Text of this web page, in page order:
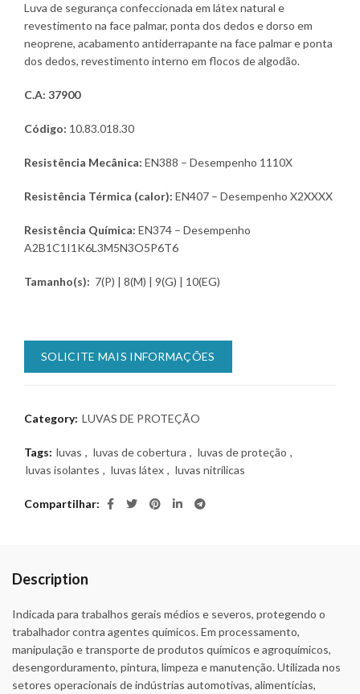
Luva de segurança confeccionada em látex natural e
revestimento na face palmar, ponta dos dedos e dorso em
neoprene, acabamento antiderrapante na face palmar e ponta
dos dedos, revestimento interno em flocos de algodão.
C.A: 37900
Código: 10.83.018.30
Resistência Mecânica: EN388 – Desempenho 1110X
Resistência Térmica (calor): EN407 – Desempenho X2XXXX
Resistência Química: EN374 – Desempenho
A2B1C1I1K6L3M5N3O5P6T6
Tamanho(s): 7(P) | 8(M) | 9(G) | 10(EG)
SOLICITE MAIS INFORMAÇÕES
Category: LUVAS DE PROTEÇÃO
Tags: luvas , luvas de cobertura , luvas de proteção ,
luvas isolantes , luvas látex , luvas nitrílicas
Compartilhar
Description
Indicada para trabalhos gerais médios e severos, protegendo o
trabalhador contra agentes químicos. Em processamento,
manipulação e transporte de produtos químicos e agroquímicos,
desengorduramento, pintura, limpeza e manutenção. Utilizada nos
setores operacionais de indústrias automotivas, alimentícias,